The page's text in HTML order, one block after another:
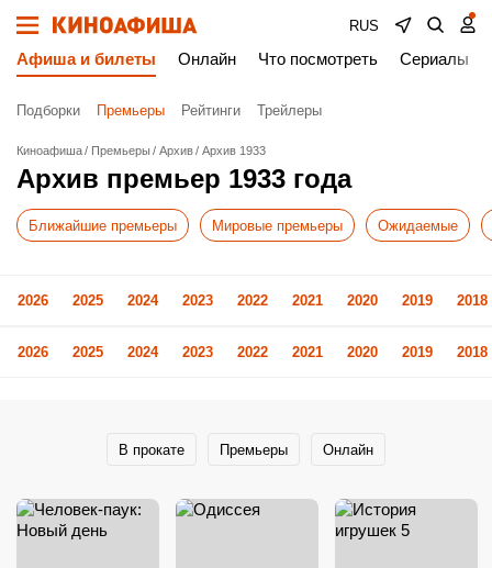
RUS
Афиша и билеты Онлайн Что посмотреть Сериалы
Подборки Премьеры Рейтинги Трейлеры
Киноафиша Премьеры Архив Архив 1933
Архив премьер 1933 года
Ближайшие премьеры Мировые премьеры Ожидаемые
2026 2025 2024 2023 2022 2021 2020 2019 2018
2026 2025 2024 2023 2022 2021 2020 2019 2018
В прокате Премьеры Онлайн